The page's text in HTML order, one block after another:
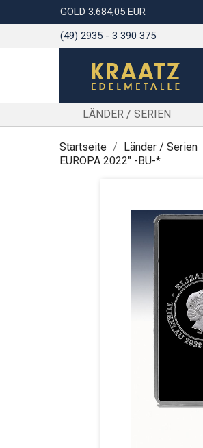
GOLD 3.684,05 EUR
(49) 2935 - 3 390 375
LÄNDER / SERIEN
Startseite Länder / Serien
EUROPA 2022" -BU-*